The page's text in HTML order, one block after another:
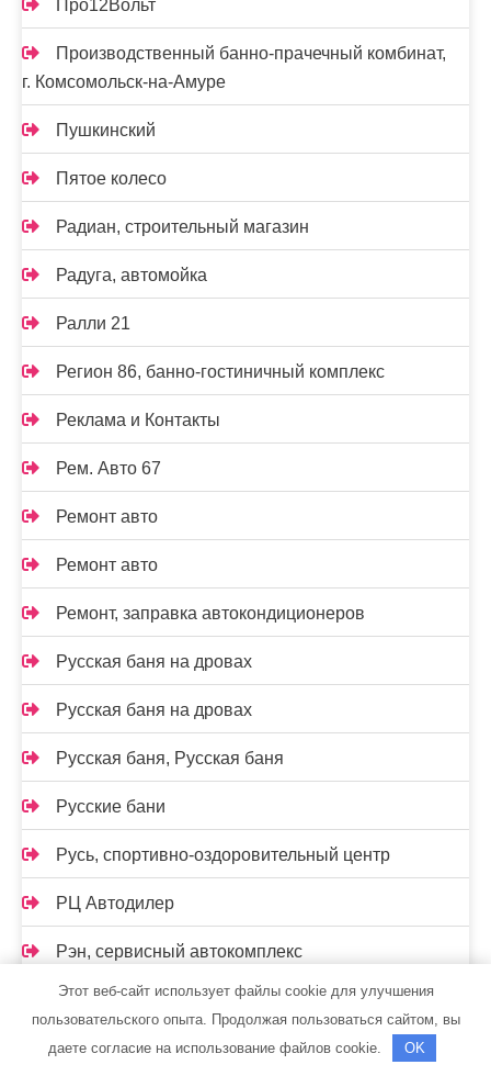
Про12Вольт
Производственный банно-прачечный комбинат,
г. Комсомольск-на-Амуре
Пушкинский
Пятое колесо
Радиан, строительный магазин
Радуга, автомойка
Ралли 21
Регион 86, банно-гостиничный комплекс
Реклама и Контакты
Рем. Авто 67
Ремонт авто
Ремонт авто
Ремонт, заправка автокондиционеров
Русская баня на дровах
Русская баня на дровах
Русская баня, Русская баня
Русские бани
Русь, спортивно-оздоровительный центр
РЦ Автодилер
Рэн, сервисный автокомплекс
С легким паром, сауна
Самарская стекольная компания
Этот веб-сайт использует файлы cookie для улучшения
пользовательского опыта. Продолжая пользоваться сайтом, вы
даете согласие на использование файлов cookie.
OK